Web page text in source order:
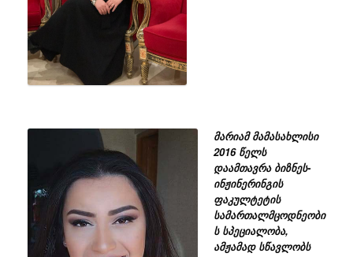
მარიამ მამასახლისი
2016 წელს
დაამთავრა ბიზნეს-
ინჟინერინგის
ფაკულტეტის
სამართალმცოდნეობი
ს სპეციალობა,
ამჟამად სწავლობს